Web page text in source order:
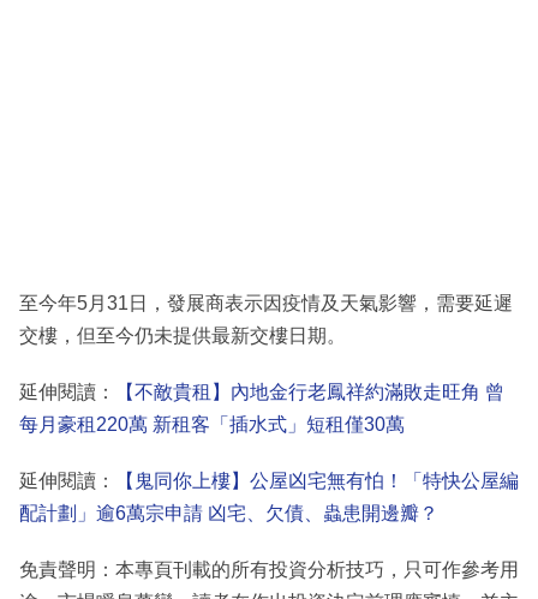
至今年5月31日，發展商表示因疫情及天氣影響，需要延遲
交樓，但至今仍未提供最新交樓日期。
延伸閱讀：
【不敵貴租】內地金行老鳳祥約滿敗走旺角 曾
每月豪租220萬 新租客「插水式」短租僅30萬
延伸閱讀：
【鬼同你上樓】公屋凶宅無有怕！「特快公屋編
配計劃」逾6萬宗申請 凶宅、欠債、蟲患開邊瓣？
免責聲明：本專頁刊載的所有投資分析技巧，只可作參考用